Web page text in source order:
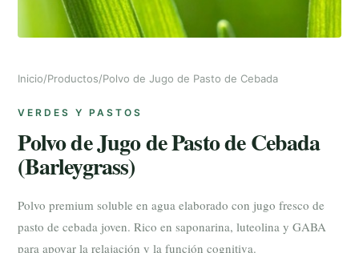
Inicio/Productos/Polvo de Jugo de Pasto de Cebada
VERDES Y PASTOS
Polvo de Jugo de Pasto de Cebada
(Barleygrass)
Polvo premium soluble en agua elaborado con jugo fresco de
pasto de cebada joven. Rico en saponarina, luteolina y GABA
para apoyar la relajación y la función cognitiva.